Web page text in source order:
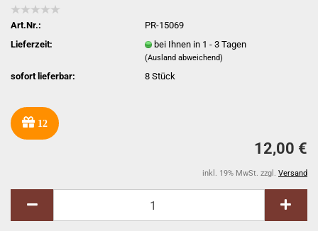
Art.Nr.:
PR-15069
Lieferzeit:
bei Ihnen in 1 - 3 Tagen
(Ausland abweichend)
sofort lieferbar: 8Stück
12
12,00 €
inkl. 19% MwSt. zzgl. Versand